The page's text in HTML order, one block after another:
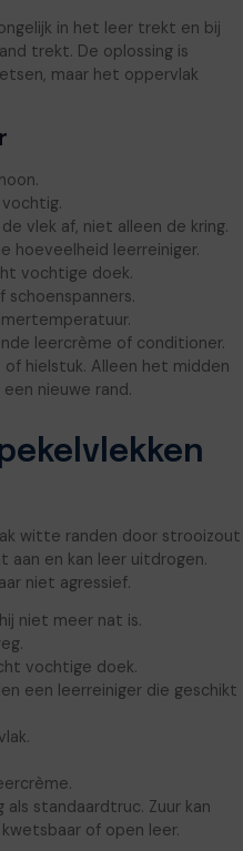
in het leer trekt en bij
trekt. De oplossing is
maar het oppervlak
vlek af, niet alleen de kring.
hoeveelheid leerreiniger.
vochtige doek.
leercrème of conditioner.
of hielstuk. Alleen het midden
nieuwe rand.
witte randen door strooizout
en kan leer uitdrogen.
niet agressief.
niet meer nat is.
vochtige doek.
een leerreiniger die geschikt
als standaardtruc. Zuur kan
of open leer.